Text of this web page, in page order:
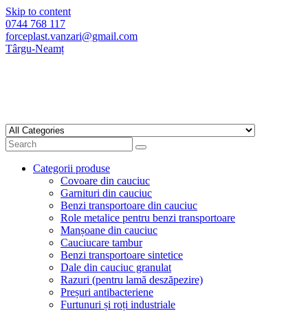
Skip to content
0744 768 117
forceplast.vanzari@gmail.com
Târgu-Neamț
Categorii produse
Covoare din cauciuc
Garnituri din cauciuc
Benzi transportoare din cauciuc
Role metalice pentru benzi transportoare
Manșoane din cauciuc
Cauciucare tambur
Benzi transportoare sintetice
Dale din cauciuc granulat
Razuri (pentru lamă deszăpezire)
Preșuri antibacteriene
Furtunuri și roți industriale